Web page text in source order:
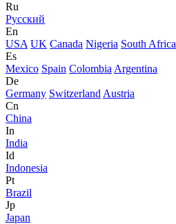
Ru
Русский
En
USA UK Canada Nigeria South Africa
Es
Mexico Spain Colombia Argentina
De
Germany Switzerland Austria
Cn
China
In
India
Id
Indonesia
Pt
Brazil
Jp
Japan